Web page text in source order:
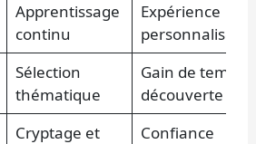
Apprentissage
continu
Expérience
personnalisée
Sélection
thématique
Gain de temps
découverte
Cryptage et Confiance